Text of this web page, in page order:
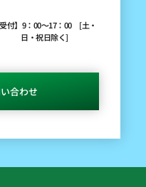
受付】9：00～17：00 [土・
日・祝日除く]
合わせ